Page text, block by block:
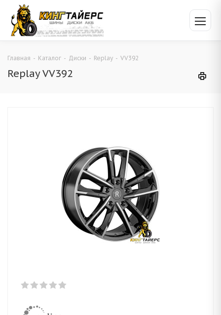
Главная - Каталог - Диски - Replay - VV392
Replay VV392